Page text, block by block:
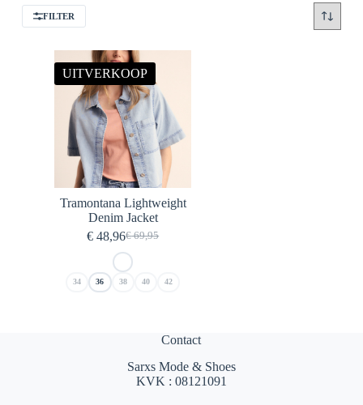
FILTER
UITVERKOOP
Tramontana Lightweight
Denim Jacket
€69,95
Oorspronkelijke
prijs
was:
€ 69,95.
€ 48,96Huidige
prijs
is:
€ 48,96.
34 36 38 40 42
Contact
Sarxs Mode & Shoes
KVK : 08121091